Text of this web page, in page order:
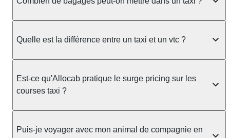
taxi berline accueille en général jusqu'à 3 bagages
ou nombreux, précisez-le dans le champ "Message
au chauffeur" lors de la réservation. Le prix n'est
pas impacté par le nombre de bagages.
Quelle est la différence entre un taxi et un vtc ?
prendre en charge directement dans la rue, à une
station ou sur réservation, avec un tarif au
réservation et propose un prix fixe annoncé à
l'avance. Chez Allocab, réservez facilement votre
Est-ce qu'Allocab pratique le surge pricing sur les
courses taxi ?
réglementation préfectorale et suit un barème
Puis-je voyager avec mon animal de compagnie en